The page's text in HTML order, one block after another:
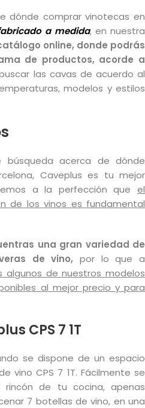
dónde comprar vinotecas en
a medida, en nuestra
online, donde podrás
de productos, acorde a
las cavas de acuerdo al
modelos y estilos
acerca de dónde
Caveplus es tu mejor
a la perfección que el
de los vinos es fundamental
una gran variedad de
de vino, por lo que a
algunos de nuestrosmodelos
al mejor precio y para
CPS 7 1T
se dispone de un espacio
vino CPS 7 1T. Fácilmente se
de tu cocina, apenas
7 botellas de vino, en una